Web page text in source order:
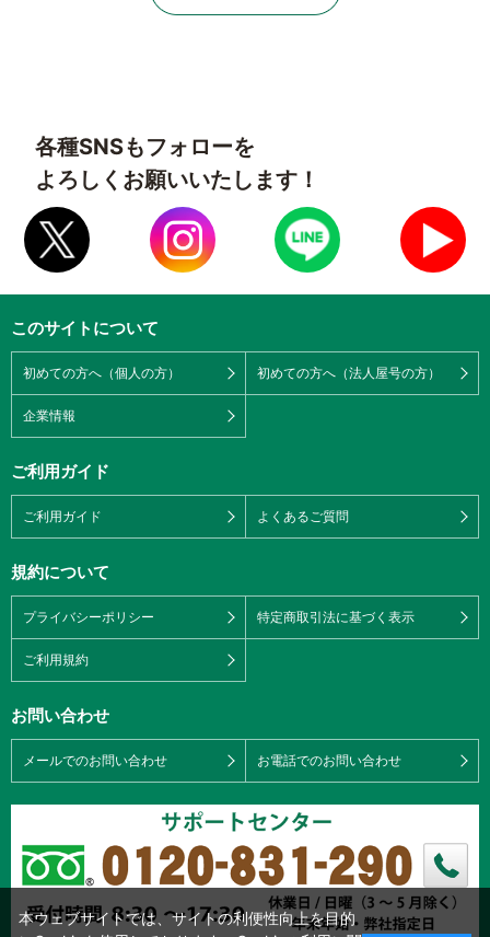
各種SNSもフォローを
よろしくお願いいたします！
このサイトについて
初めての方へ（個人の方） 初めての方へ（法人屋号の方）
企業情報
ご利用ガイド
ご利用ガイド よくあるご質問
規約について
プライバシーポリシー 特定商取引法に基づく表示
ご利用規約
お問い合わせ
メールでのお問い合わせ お電話でのお問い合わせ
本ウェブサイトでは、サイトの利便性向上を目的